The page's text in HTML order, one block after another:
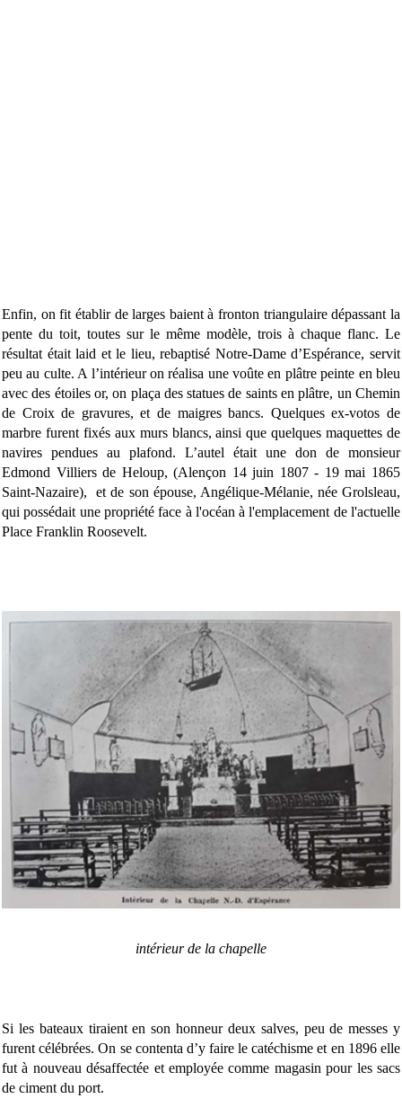
Enfin, on fit établir de larges baient à fronton triangulaire dépassant la
pente du toit, toutes sur le même modèle, trois à chaque flanc. Le
résultat était laid et le lieu, rebaptisé Notre-Dame d’Espérance, servit
peu au culte. A l’intérieur on réalisa une voûte en plâtre peinte en bleu
avec des étoiles or, on plaça des statues de saints en plâtre, un Chemin
de Croix de gravures, et de maigres bancs. Quelques ex-votos de
marbre furent fixés aux murs blancs, ainsi que quelques maquettes de
navires pendues au plafond. L’autel était une don de monsieur
Edmond Villiers de Heloup, (Alençon 14 juin 1807 - 19 mai 1865
Saint-Nazaire),
et de son épouse, Angélique-Mélanie, née Grolsleau,
qui possédait une propriété face à l'océan à l'emplacement de l'actuelle
Place Franklin Roosevelt.
intérieur de la chapelle
Si les bateaux tiraient en son honneur deux salves, peu de messes y
furent célébrées. On se contenta d’y faire le catéchisme et en 1896 elle
fut à nouveau désaffectée et employée comme magasin pour les sacs
de ciment du port.